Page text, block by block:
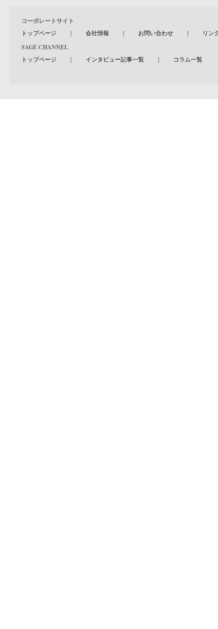
コーポレートサイト
トップページ ｜ 会社情報 ｜ お問い合わせ ｜ リン
SAGE CHANNEL
トップページ ｜ インタビュー記事一覧 ｜ コラム一覧